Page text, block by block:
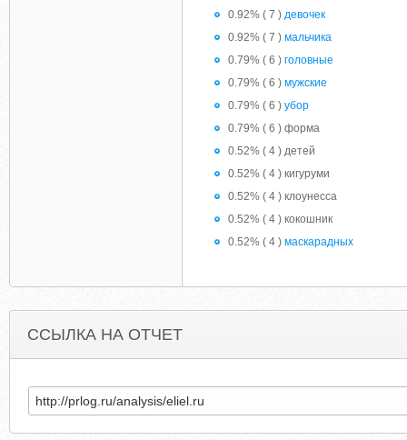
0.92% ( 7 ) девочек
0.92% ( 7 ) мальчика
0.79% ( 6 ) головные
0.79% ( 6 ) мужские
0.79% ( 6 ) убор
0.79% ( 6 ) форма
0.52% ( 4 ) детей
0.52% ( 4 ) кигуруми
0.52% ( 4 ) клоунесса
0.52% ( 4 ) кокошник
0.52% ( 4 ) маскарадных
ССЫЛКА НА ОТЧЕТ